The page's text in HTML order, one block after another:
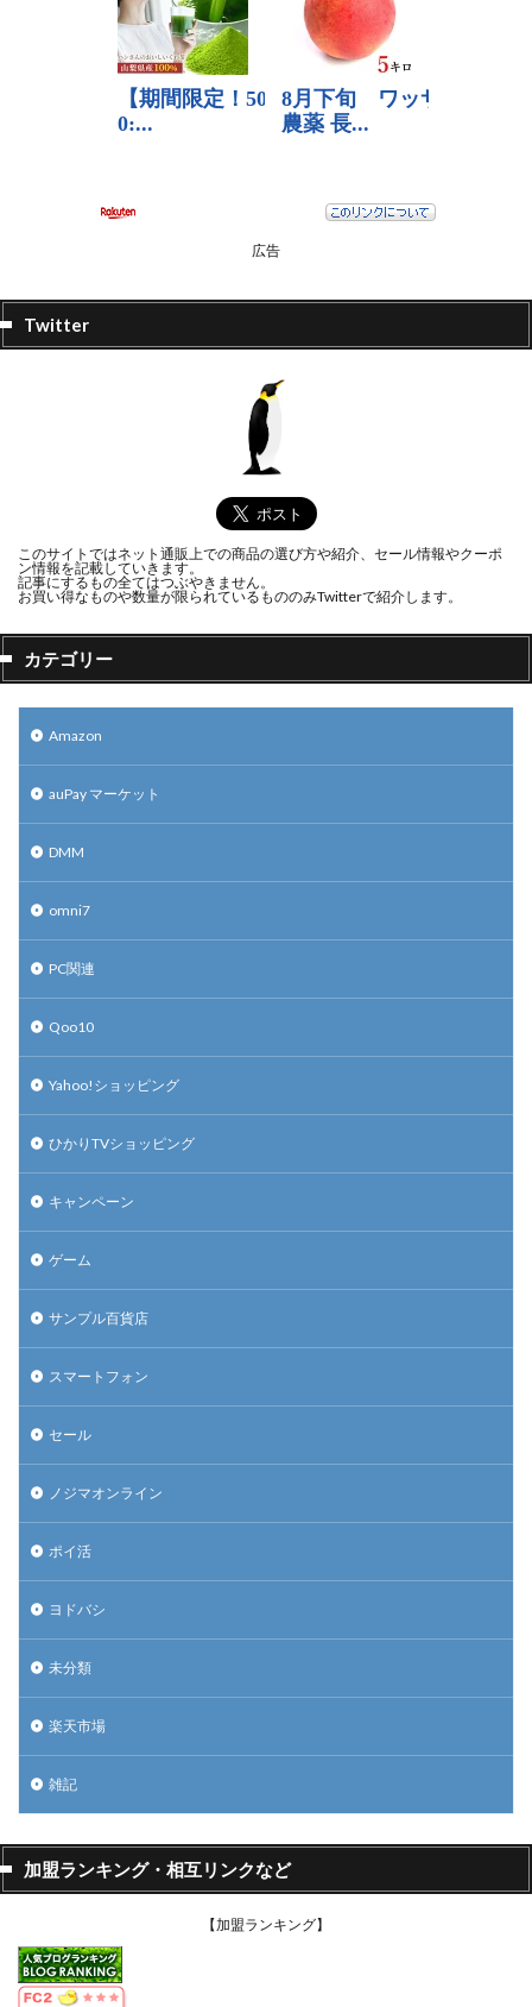
広告
Twitter
このサイトではネット通販上での商品の選び方や紹介、セール情報やクーポ
ン情報を記載していきます。
記事にするもの全てはつぶやきません。
お買い得なものや数量が限られているもののみTwitterで紹介します。
カテゴリー
Amazon
auPay マーケット
DMM
omni7
PC関連
Qoo10
Yahoo!ショッピング
ひかりTVショッピング
キャンペーン
ゲーム
サンプル百貨店
スマートフォン
セール
ノジマオンライン
ポイ活
ヨドバシ
未分類
楽天市場
雑記
加盟ランキング・相互リンクなど
【加盟ランキング】